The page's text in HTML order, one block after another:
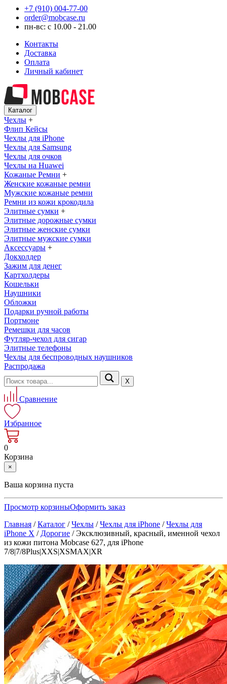
+7 (910) 004-77-00
order@mobcase.ru
пн-вс: с 10.00 - 21.00
Контакты
Доставка
Оплата
Личный кабинет
Каталог
Чехлы +
Флип Кейсы
Чехлы для iPhone
Чехлы для Samsung
Чехлы для очков
Чехлы на Huawei
Кожаные Ремни +
Женские кожаные ремни
Мужские кожаные ремни
Ремни из кожи крокодила
Элитные сумки +
Элитные дорожные сумки
Элитные женские сумки
Элитные мужские сумки
Аксессуары +
Докхолдер
Зажим для денег
Картхолдеры
Кошельки
Наушники
Обложки
Подарки ручной работы
Портмоне
Ремешки для часов
Футляр-чехол для сигар
Элитные телефоны
Чехлы для беспроводных наушников
Распродажа
Х
Сравнение
Избранное
0
Корзина
×
Ваша корзина пуста
Просмотр корзиныОформить заказ
Главная /Каталог /Чехлы /Чехлы для iPhone /Чехлы для
iPhone X / Дорогие /Эксклюзивный, красный, именной чехол
из кожи питона Mobcase 627, для iPhone
7/8|7/8Plus|XXS|XSMAX|XR